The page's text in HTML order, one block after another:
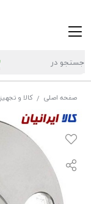
صفحه اصلی / کالا و